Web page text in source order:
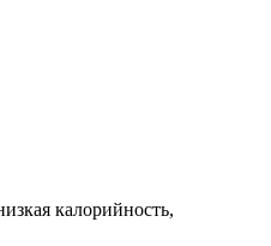
калорийность,